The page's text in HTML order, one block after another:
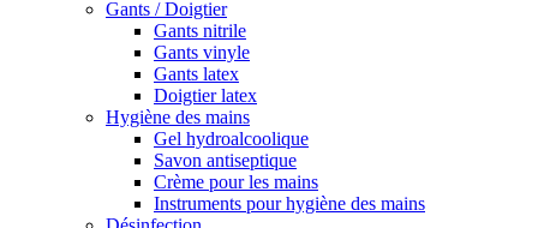
Gants / Doigtier
Gants nitrile
Gants vinyle
Gants latex
Doigtier latex
Hygiène des mains
Gel hydroalcoolique
Savon antiseptique
Crème pour les mains
Instruments pour hygiène des mains